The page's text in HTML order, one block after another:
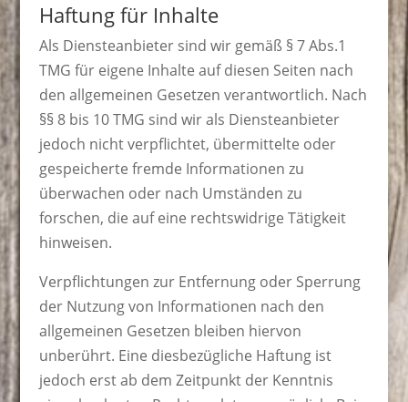
Haftung für Inhalte
Als Diensteanbieter sind wir gemäß § 7 Abs.1
TMG für eigene Inhalte auf diesen Seiten nach
den allgemeinen Gesetzen verantwortlich. Nach
§§ 8 bis 10 TMG sind wir als Diensteanbieter
jedoch nicht verpflichtet, übermittelte oder
gespeicherte fremde Informationen zu
überwachen oder nach Umständen zu
forschen, die auf eine rechtswidrige Tätigkeit
hinweisen.
Verpflichtungen zur Entfernung oder Sperrung
der Nutzung von Informationen nach den
allgemeinen Gesetzen bleiben hiervon
unberührt. Eine diesbezügliche Haftung ist
jedoch erst ab dem Zeitpunkt der Kenntnis